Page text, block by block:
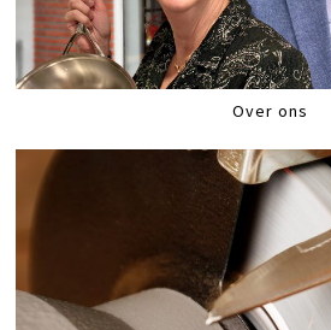
Over ons